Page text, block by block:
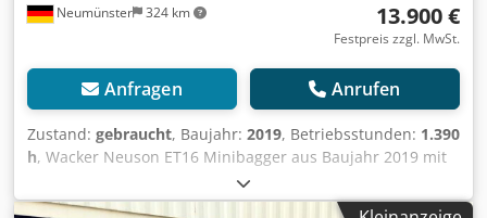
Neumünster 324 km 13.900 €
Festpreis zzgl. MwSt.
Anfragen Anrufen
Zustand: gebraucht, Baujahr: 2019, Betriebsstunden: 1.390
h, Wacker Neuson ET16 Minibagger aus Baujahr 2019 mit
nur 1.390 Betriebsstunden ! ----* Hersteller: Wacker
Neuson * Typ: ET16 * Baujahr: 2019 Crodpfx Amozq Ah